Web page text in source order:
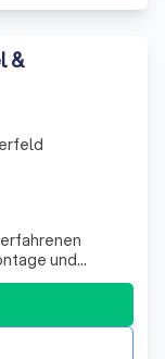
&
und
Mit
Team
und
nicht